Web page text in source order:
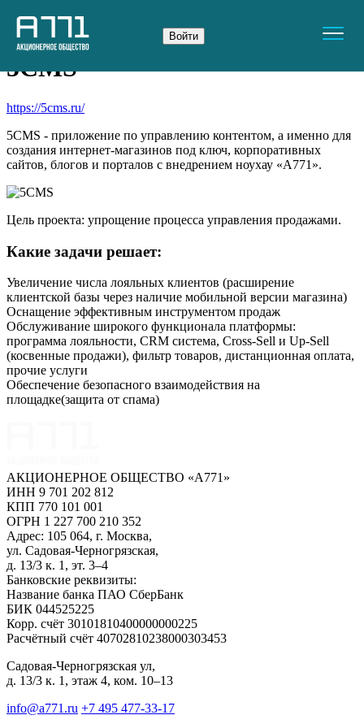
Войти
Главная
5CMS
5CMS
https://5cms.ru/
5CMS - приложение по управлению контентом, а именно для
создания интернет-магазинов под ключ, корпоративных
сайтов, блогов и порталов с внедрением ноухау «А771».
Цель проекта: упрощение процесса управления продажами.
Какие задачи решает:
Увеличение числа лояльных клиентов (расширение
клиентской базы через наличие мобильной версии магазина)
Оснащение эффективным инструментом продаж
Обслуживание широкого функционала платформы:
программа лояльности, CRM система, Cross-Sell и Up-Sell
(косвенные продажи), фильтр товаров, дистанционная оплата,
прочие услуги
Обеспечение безопасного взаимодействия на
площадке(защита от спама)
АКЦИОНЕРНОЕ ОБЩЕСТВО «А771»
ИНН 9 701 202 812
КПП 770 101 001
ОГРН 1 227 700 210 352
Адрес: 105 064, г. Москва,
ул. Садовая-Черногрязская,
д. 13/3 к. 1, эт. 3–4
Банковские реквизиты:
Название банка ПАО СберБанк
БИК 044525225
Корр. счёт 30101810400000000225
Расчётный счёт 40702810238000303453
Садовая-Черногрязская ул,
д. 13/3 к. 1, этаж 4, ком. 10–13
info@a771.ru +7 495 477-33-17